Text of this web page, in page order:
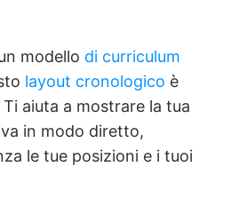
modello di curriculum
layout cronologico è
aiuta a mostrare la tua
in modo diretto,
le tue posizioni e i tuoi